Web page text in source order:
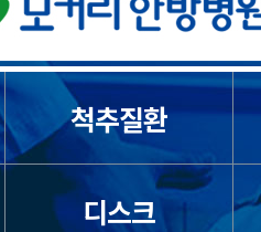
척추질환
디스크